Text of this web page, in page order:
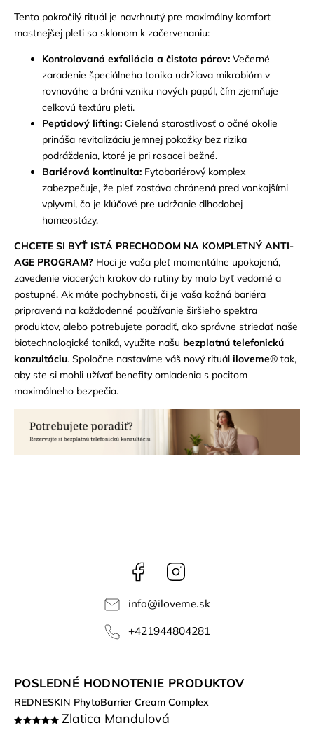
Tento pokročilý rituál je navrhnutý pre maximálny komfort
mastnejšej pleti so sklonom k začervenaniu:
Kontrolovaná exfoliácia a čistota pórov: Večerné
zaradenie špeciálneho tonika udržiava mikrobióm v
rovnováhe a bráni vzniku nových papúl, čím zjemňuje
celkovú textúru pleti.
Peptidový lifting: Cielená starostlivosť o očné okolie
prináša revitalizáciu jemnej pokožky bez rizika
podráždenia, ktoré je pri rosacei bežné.
Bariérová kontinuita: Fytobariérový komplex
zabezpečuje, že pleť zostáva chránená pred vonkajšími
vplyvmi, čo je kľúčové pre udržanie dlhodobej
homeostázy.
CHCETE SI BYŤ ISTÁ PRECHODOM NA KOMPLETNÝ ANTI-
AGE PROGRAM? Hoci je vaša pleť momentálne upokojená,
zavedenie viacerých krokov do rutiny by malo byť vedomé a
postupné. Ak máte pochybnosti, či je vaša kožná bariéra
pripravená na každodenné používanie širšieho spektra
produktov, alebo potrebujete poradiť, ako správne striedať naše
biotechnologické toniká, využite našu bezplatnú telefonickú
konzultáciu. Spoločne nastavíme váš nový rituál iloveme® tak,
aby ste si mohli užívať benefity omladenia s pocitom
maximálneho bezpečia.
Facebook
info@iloveme.sk
+421944804281
POSLEDNÉ HODNOTENIE PRODUKTOV
REDNESKIN PhytoBarrier Cream Complex
Zlatica Mandulová